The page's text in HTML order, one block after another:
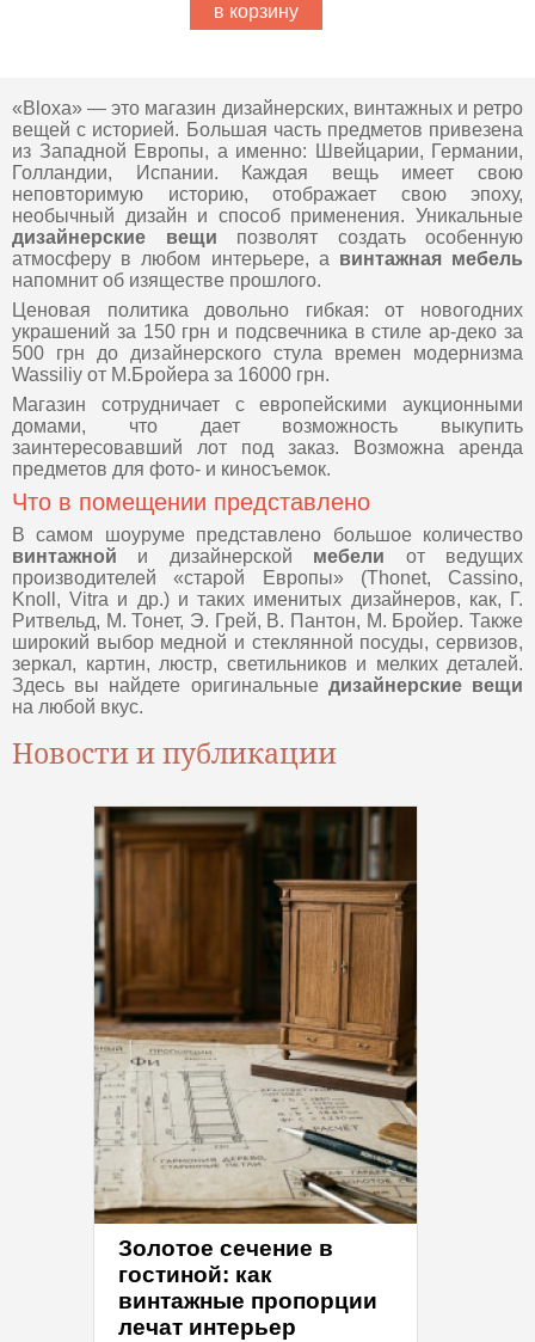
в корзину
«Bloxa» — это магазин дизайнерских, винтажных и ретро
вещей с историей. Большая часть предметов привезена
из Западной Европы, а именно: Швейцарии, Германии,
Голландии, Испании. Каждая вещь имеет свою
неповторимую историю, отображает свою эпоху,
необычный дизайн и способ применения. Уникальные
дизайнерские вещи позволят создать особенную
атмосферу в любом интерьере, а винтажная мебель
напомнит об изяществе прошлого.
Ценовая политика довольно гибкая: от новогодних
украшений за 150 грн и подсвечника в стиле ар-деко за
500 грн до дизайнерского стула времен модернизма
Wassiliy от М.Бройера за 16000 грн.
Магазин сотрудничает с европейскими аукционными
домами, что дает возможность выкупить
заинтересовавший лот под заказ. Возможна аренда
предметов для фото- и киносъемок.
Что в помещении представлено
В самом шоуруме представлено большое количество
винтажной и дизайнерской мебели от ведущих
производителей «старой Европы» (Thonet, Cassino,
Knoll, Vitra и др.) и таких именитых дизайнеров, как, Г.
Ритвельд, М. Тонет, Э. Грей, В. Пантон, М. Бройер. Также
широкий выбор медной и стеклянной посуды, сервизов,
зеркал, картин, люстр, светильников и мелких деталей.
Здесь вы найдете оригинальные дизайнерские вещи
на любой вкус.
Новости и публикации
Золотое сечение в
гостиной: как
винтажные пропорции
лечат интерьер